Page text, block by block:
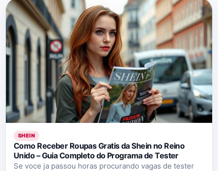
SHEIN
Como Receber Roupas Gratis da Shein no Reino
Unido – Guia Completo do Programa de Tester
Se voce ja passou horas procurando vagas de tester